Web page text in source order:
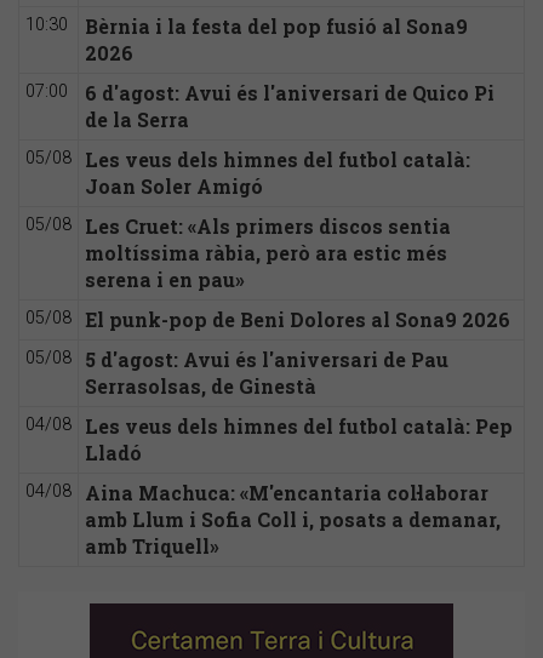
10:30
Bèrnia i la festa del pop fusió al Sona9
2026
07:00
6 d'agost: Avui és l'aniversari de Quico Pi
de la Serra
05/08
Les veus dels himnes del futbol català:
Joan Soler Amigó
05/08
Les Cruet: «Als primers discos sentia
moltíssima ràbia, però ara estic més
serena i en pau»
05/08 El punk-pop de Beni Dolores al Sona9 2026
05/08
5 d'agost: Avui és l'aniversari de Pau
Serrasolsas, de Ginestà
04/08
Les veus dels himnes del futbol català: Pep
Lladó
04/08
Aina Machuca: «M'encantaria col·laborar
amb Llum i Sofia Coll i, posats a demanar,
amb Triquell»